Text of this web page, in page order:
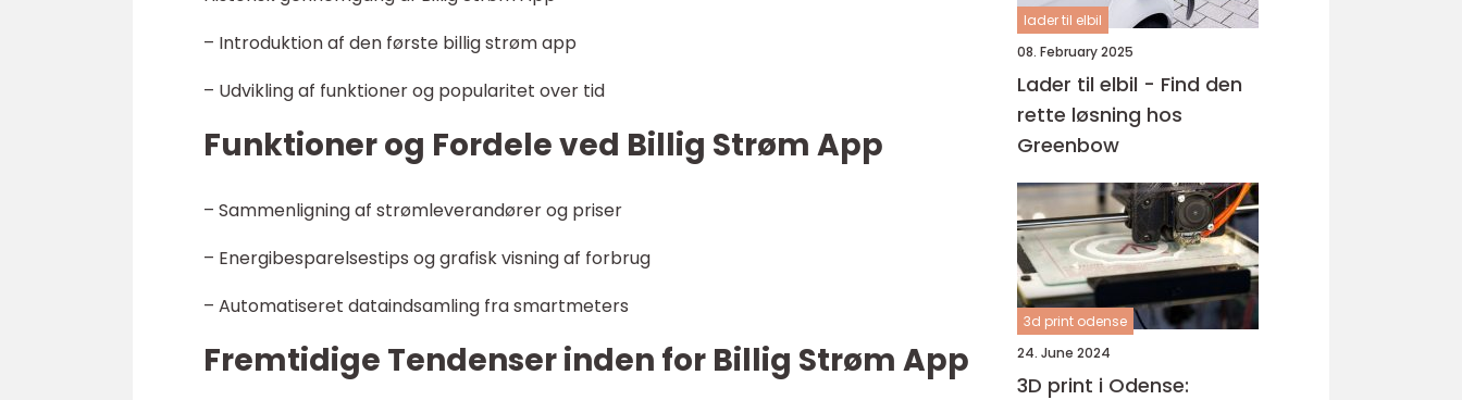
– Introduktion af den første billig strøm app
– Udvikling af funktioner og popularitet over tid
Funktioner og Fordele ved Billig Strøm App
– Sammenligning af strømleverandører og priser
– Energibesparelsestips og grafisk visning af forbrug
– Automatiseret dataindsamling fra smartmeters
Fremtidige Tendenser inden for Billig Strøm App
lader til elbil
08. February 2025
Lader til elbil - Find den
rette løsning hos
Greenbow
3d print odense
24. June 2024
3D print i Odense: